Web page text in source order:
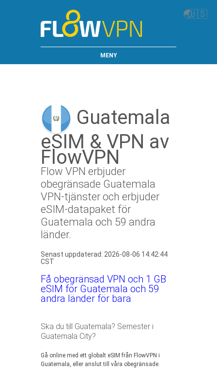
🌏🇺🇸
MENY
Guatemala
eSIM & VPN av
FlowVPN
Flow VPN erbjuder
obegränsade Guatemala
VPN-tjänster och erbjuder
eSIM-datapaket för
Guatemala och 59 andra
länder.
Senast uppdaterad: 2026-08-06 14:42:44
CST
Få obegränsad VPN och 1 GB
eSIM för Guatemala och 59
andra länder för bara
Ska du till Guatemala? Semester i
Guatemala City?
Gå online med ett globalt eSIM från FlowVPN i
Guatemala, eller anslut till våra obegränsade